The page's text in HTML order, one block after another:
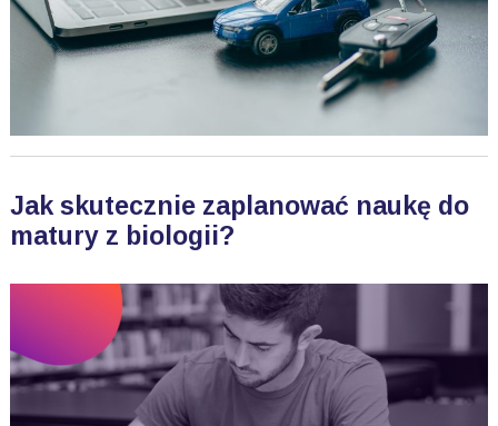
Jak skutecznie zaplanować naukę do
matury z biologii?